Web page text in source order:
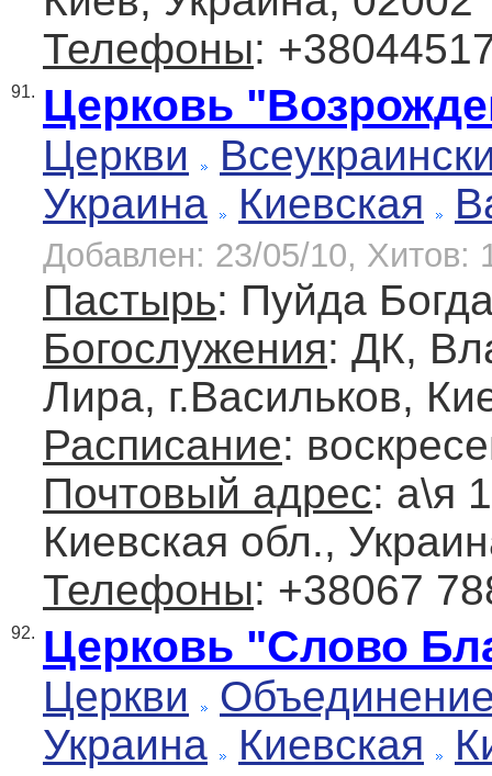
Телефоны:
91. Церковь
Церкви
Украина
Киевская
Добавлен: 23/05/10, Хитов:
Пастырь: Пуйда
Богослужения: ДК,
Лира, г.Васильков,
Расписание:
Почтовый адрес: а\я
Киевская обл.,
Телефоны: +38067
92. Церковь "Слово
Церкви
Украина
Киевская